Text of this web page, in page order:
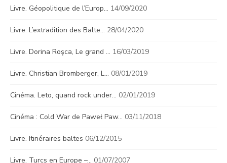
Livre. Géopolitique de l’Europ… 14/09/2020
Livre. L’extradition des Balte… 28/04/2020
Livre. Dorina Roşca, Le grand … 16/03/2019
Livre. Christian Bromberger, L… 08/01/2019
Cinéma. Leto, quand rock under… 02/01/2019
Cinéma : Cold War de Paweł Paw… 03/11/2018
Livre. Itinéraires baltes 06/12/2015
Livre. Turcs en Europe –… 01/07/2007